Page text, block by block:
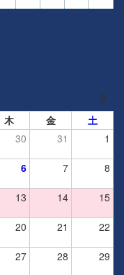
木 金
土
30 31 1
6 7 8
13 14 15
20 21 22
27 28 29